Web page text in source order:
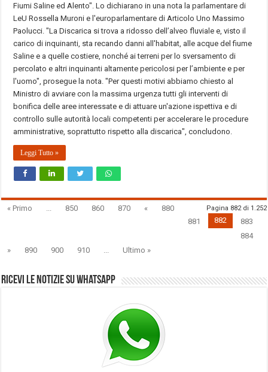
Fiumi Saline ed Alento". Lo dichiarano in una nota la parlamentare di
LeU Rossella Muroni e l'europarlamentare di Articolo Uno Massimo
Paolucci. "La Discarica si trova a ridosso dell’alveo fluviale e, visto il
carico di inquinanti, sta recando danni all'habitat, alle acque del fiume
Saline e a quelle costiere, nonché ai terreni per lo sversamento di
percolato e altri inquinanti altamente pericolosi per l’ambiente e per
l'uomo", prosegue la nota. "Per questi motivi abbiamo chiesto al
Ministro di avviare con la massima urgenza tutti gli interventi di
bonifica delle aree interessate e di attuare un'azione ispettiva e di
controllo sulle autorità locali competenti per accelerare le procedure
amministrative, soprattutto rispetto alla discarica", concludono.
Leggi Tutto »
Pagina 882 di 1.252
« Primo 850 860 870 «
880
881
882
883
884
»
890 900 910 Ultimo »
Ricevi le notizie su Whatsapp